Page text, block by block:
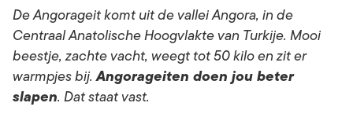
De Angorageit komt uit de vallei Angora, in de
Centraal Anatolische Hoogvlakte van Turkije. Mooi
beestje, zachte vacht, weegt tot 50 kilo en zit er
warmpjes bij.Angorageiten doen jou beter
slapen. Dat staat vast.